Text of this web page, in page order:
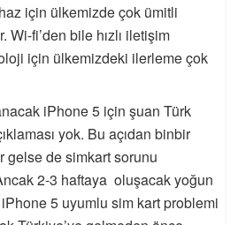
için ülkemizde çok ümitli
Wi-fi’den bile hızlı iletişim
için ülkemizdeki ilerleme çok
iPhone 5 için şuan Türk
yok. Bu açıdan binbir
gelse de simkart sorunu
2-3 haftaya oluşacak yoğun
5 uyumlu sim kart problemi